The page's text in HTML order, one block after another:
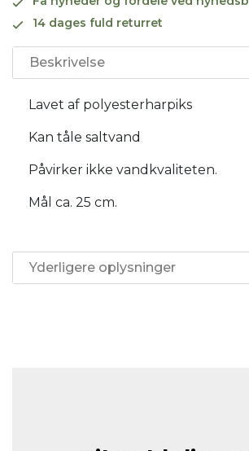
14 dages fuld returret
Beskrivelse
Lavet af polyesterharpiks
Kan tåle saltvand
Påvirker ikke vandkvaliteten.
Mål ca. 25 cm.
Yderligere oplysninger